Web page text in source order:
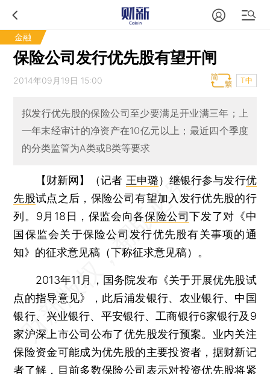
金融
保险公司发行优先股有望开闸
2014年09月19日 15:00 T中
拟发行优先股的保险公司至少要满足开业满三年；上
一年末经审计的净资产在10亿元以上；最近四个季度
的分类监管为A类或B类等要求
【财新网】（记者 王申璐） 继银行参与发行优
先股试点之后，保险公司有望加入发行优先股的行
列。9月18日，保监会向各保险公司下发了对《中
国保监会关于保险公司发行优先股有关事项的通
知》的征求意见稿（下称征求意见稿）。
2013年11月，国务院发布《关于开展优先股试
点的指导意见》，此后浦发银行、农业银行、中国
银行、兴业银行、平安银行、工商银行6家银行及9
家沪深上市公司公布了优先股发行预案。业内关注
保险资金可能成为优先股的主要投资者，据财新记
者了解，目前多数保险公司表示对投资优先股将紧